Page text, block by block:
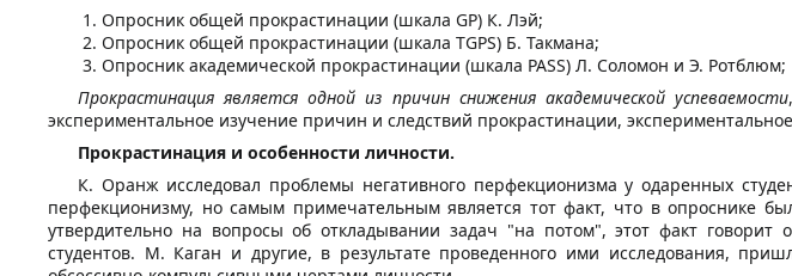
Опросник общей прокрастинации (шкала GP) К. Лэй;
Опросник общей прокрастинации (шкала TGPS) Б. Такмана;
Опросник академической прокрастинации (шкала PASS) Л. Соломон и Э. Ротблюм;
Прокрастинация является одной из причин снижения академической успеваемости
экспериментальное изучение причин и следствий прокрастинации,
Прокрастинация и особенности личности.
К. Оранж исследовал проблемы негативного перфекционизма у одаренных
перфекционизму, но самым примечательным является тот факт, что в опроснике
утвердительно на вопросы об откладывании задач "на потом", этот факт
студентов. М. Каган и другие, в результате проведенного ими исследования,